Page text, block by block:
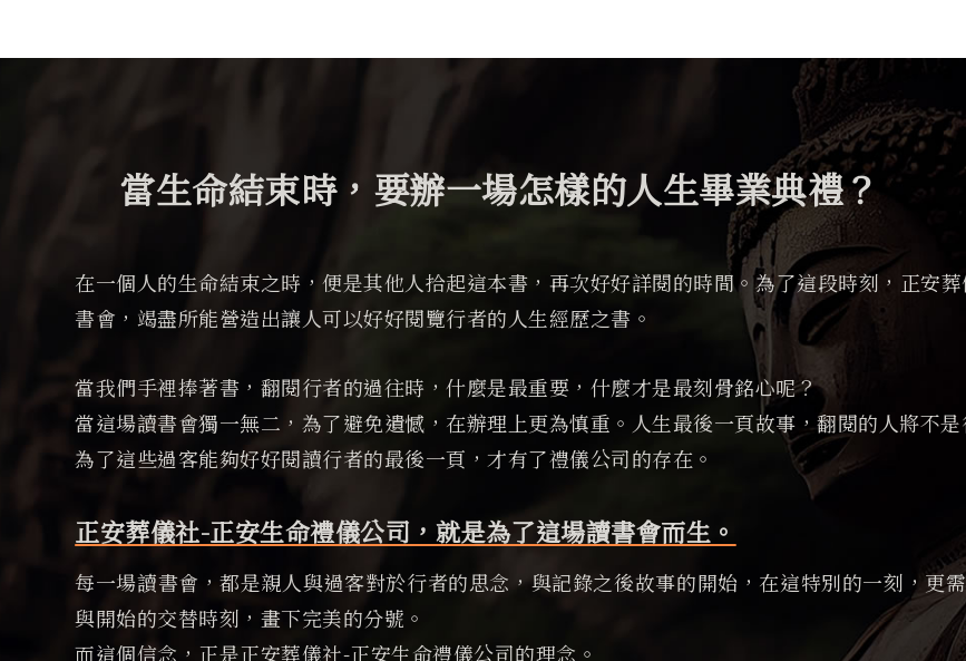
當生命結束時， 要辦一場怎樣的人生畢業典禮？
在一個人的生命結束之時，便是其他人拾起這本書，再次好好詳閱的時間。為了這段時刻，正安
書會，竭盡所能營造出讓人可以好好閱覽行者的人生經歷之書。
當我們手裡捧著書，翻閱行者的過往時，什麼是最重要，什麼才是最刻骨銘心呢？
當這場讀書會獨一無二，為了避免遺憾，在辦理上更為慎重。人生最後一頁故事，翻閱的人將不
為了這些過客能夠好好閱讀行者的最後一頁，才有了禮儀公司的存在。
正安葬儀社-正安生命禮儀公司，就是為了這場讀書會而生。
每一場讀書會，都是親人與過客對於行者的思念，與記錄之後故事的開始，在這特別的一刻，更
與開始的交替時刻，畫下完美的分號。
而這個信念，正是正安葬儀社-正安生命禮儀公司的理念。